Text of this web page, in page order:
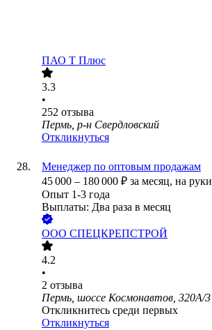
ПАО Т Плюс
3.3
•
252 отзыва
Пермь, р-н Свердловский
Откликнуться
Менеджер по оптовым продажам
45 000 – 180 000 ₽ за месяц, на руки
Опыт 1-3 года
Выплаты: Два раза в месяц
ООО СПЕЦКРЕПСТРОЙ
4.2
•
2 отзыва
Пермь, шоссе Космонавтов, 320А/3
Откликнитесь среди первых
Откликнуться